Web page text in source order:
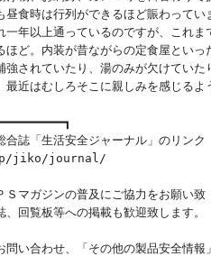
食時は行列ができるほど賑わってい
年以上通っているのですが、これま
ど。内装が昔ながらの定食屋といっ
されていたり、湯のみが欠けていた
近はむしろそこに親しみを感じるよ
誌「生活安全ジャーナル」のリンク
jiko/
マガジンの普及にご協力をお願い致
回覧板等への掲載も歓迎致します。
い合わせ、「その他の製品安全情報